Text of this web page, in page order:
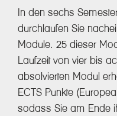
In den sechs
durchlaufen Sie
Module. 25 dieser
Laufzeit von vier bis
absolvierten Modul
ECTS Punkte
sodass Sie am Ende